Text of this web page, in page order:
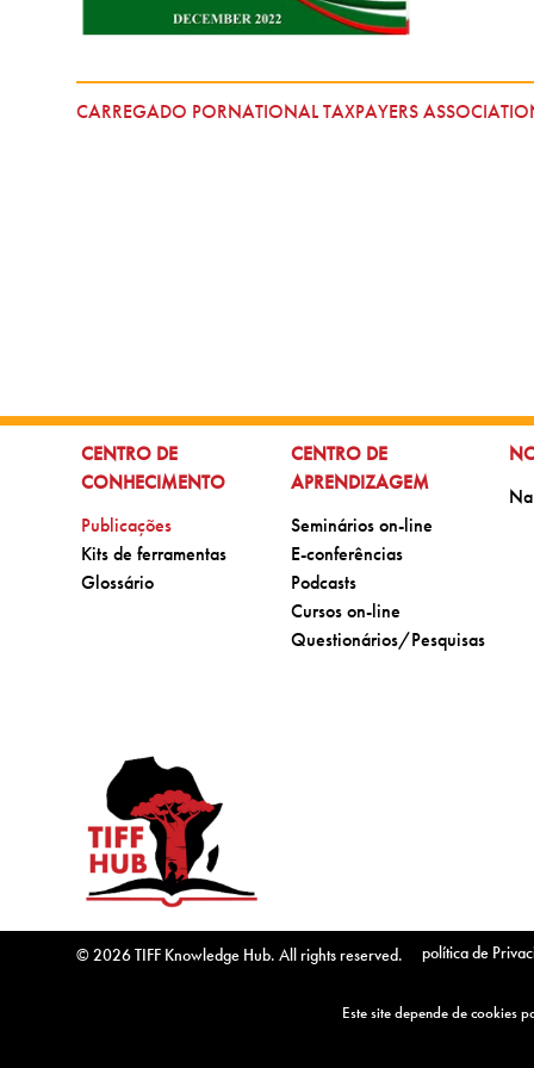
CARREGADO PORNATIONAL TAXPAYERS
IR PARA:
CENTRO DE
CONHECIMENTO
Ir para:
Publicações
Ir para:
Kits de ferramentas
Ir para:
Glossário
IR PARA:
CENTRO DE
APRENDIZAGEM
Ir para:
Seminários on-line
Ir para:
E-conferências
Ir para:
Podcasts
Ir para:
Cursos on-line
Ir para:
Questionários/Pesquisas
IR
Ir
© 2026 TIFF Knowledge Hub. All rights reserved. política de
Cofundado
combater
organizações
Este site depende de cookies